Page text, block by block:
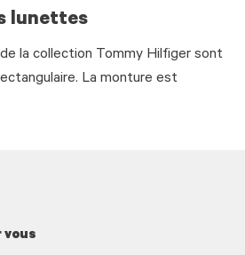
lunettes
la collection Tommy Hilfiger sont
La monture est
vous